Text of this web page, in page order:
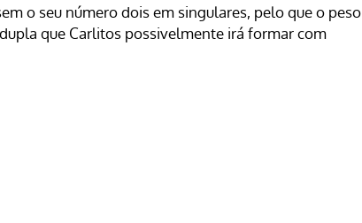
o seu número dois em singulares, pelo que o peso
que Carlitos possivelmente irá formar com